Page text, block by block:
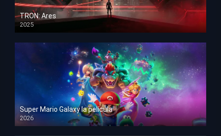
TRON: Ares
2025
HD 1080p
Super Mario Galaxy la película
2026
HD 1080p